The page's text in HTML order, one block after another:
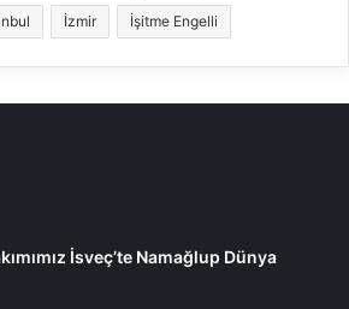
İzmir İşitme Engelli
İsveç’te Namağlup Dünya